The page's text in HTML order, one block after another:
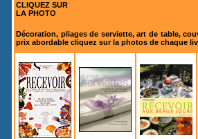
CLIQUEZ SUR
LA PHOTO
Décoration, pliages de serviette, art de table,
prix abordable cliquez sur la photos de chaque